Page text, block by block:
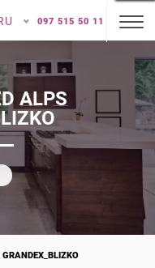
097 515 50 11
ALPS